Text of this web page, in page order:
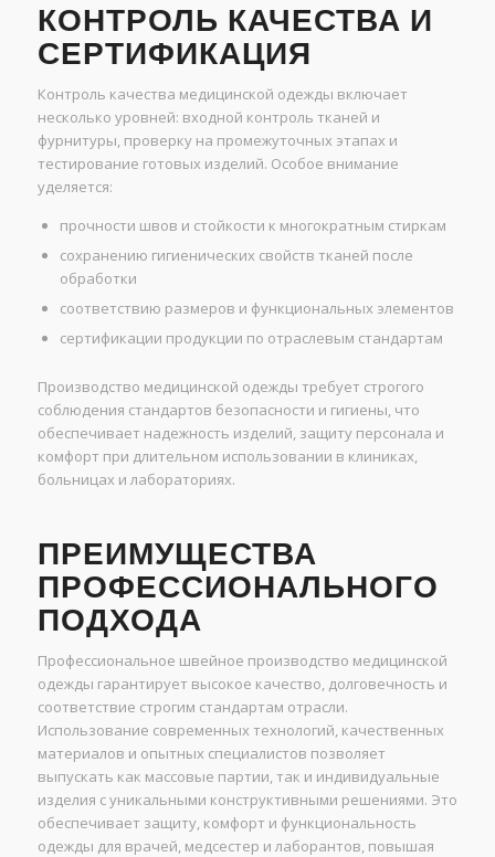
КОНТРОЛЬ КАЧЕСТВА И
СЕРТИФИКАЦИЯ
Контроль качества медицинской одежды включает
несколько уровней: входной контроль тканей и
фурнитуры, проверку на промежуточных этапах и
тестирование готовых изделий. Особое внимание
уделяется:
прочности швов и стойкости к многократным стиркам
сохранению гигиенических свойств тканей после
обработки
соответствию размеров и функциональных элементов
сертификации продукции по отраслевым стандартам
Производство медицинской одежды требует строгого
соблюдения стандартов безопасности и гигиены, что
обеспечивает надежность изделий, защиту персонала и
комфорт при длительном использовании в клиниках,
больницах и лабораториях.
ПРЕИМУЩЕСТВА
ПРОФЕССИОНАЛЬНОГО
ПОДХОДА
Профессиональное швейное производство медицинской
одежды гарантирует высокое качество, долговечность и
соответствие строгим стандартам отрасли.
Использование современных технологий, качественных
материалов и опытных специалистов позволяет
выпускать как массовые партии, так и индивидуальные
изделия с уникальными конструктивными решениями. Это
обеспечивает защиту, комфорт и функциональность
одежды для врачей, медсестер и лаборантов, повышая